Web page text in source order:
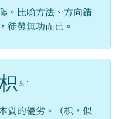
。比喻方法、方向錯
徒勞無功而已。
ㄓ ˇ
質的優劣。（枳，似